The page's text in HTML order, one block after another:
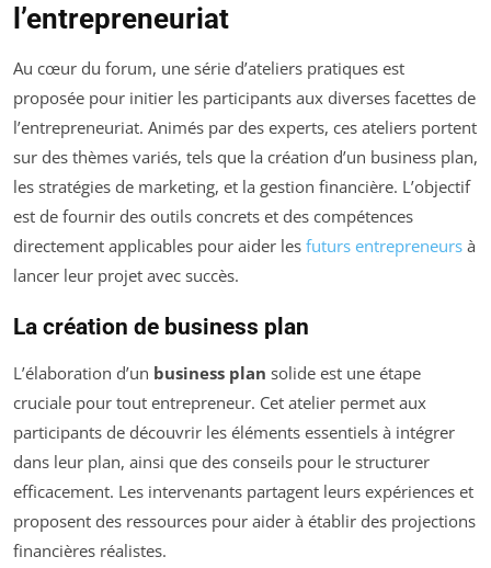
l’entrepreneuriat
Au cœur du forum, une série d’ateliers pratiques est
proposée pour initier les participants aux diverses facettes de
l’entrepreneuriat. Animés par des experts, ces ateliers portent
sur des thèmes variés, tels que la création d’un business plan,
les stratégies de marketing, et la gestion financière. L’objectif
est de fournir des outils concrets et des compétences
directement applicables pour aider les futurs entrepreneurs à
lancer leur projet avec succès.
La création de business plan
L’élaboration d’un business plan solide est une étape
cruciale pour tout entrepreneur. Cet atelier permet aux
participants de découvrir les éléments essentiels à intégrer
dans leur plan, ainsi que des conseils pour le structurer
efficacement. Les intervenants partagent leurs expériences et
proposent des ressources pour aider à établir des projections
financières réalistes.